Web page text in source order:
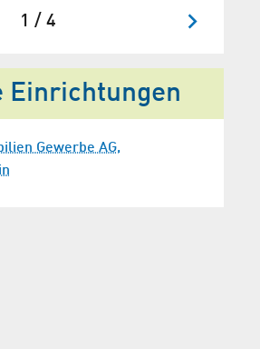
1 / 4
Einrichtungen
Gewerbe AG,